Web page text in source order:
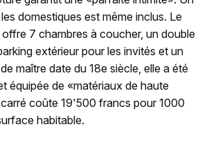
domestiques est même inclus. Le
7 chambres à coucher, un double
extérieur pour les invités et un
maître date du 18e siècle, elle a été
équipée de «matériaux de haute
coûte 19'500 francs pour 1000
habitable.